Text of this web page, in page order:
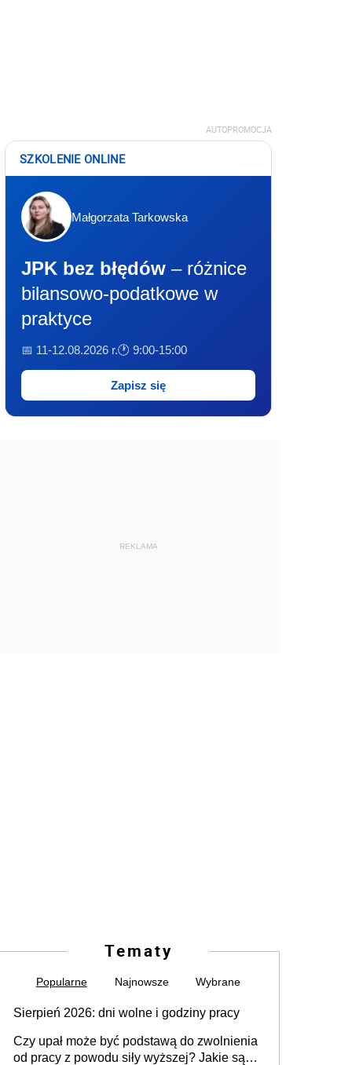
AUTOPROMOCJA
SZKOLENIE ONLINE
Małgorzata Tarkowska
JPK bez błędów – różnice
bilansowo-podatkowe w
praktyce
📅 11-12.08.2026 r.🕐 9:00-15:00
Zapisz się
REKLAMA
Tematy
Popularne Najnowsze Wybrane
Sierpień 2026: dni wolne i godziny pracy
Czy upał może być podstawą do zwolnienia
od pracy z powodu siły wyższej? Jakie są